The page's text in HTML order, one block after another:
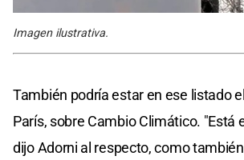
Imagen ilustrativa.
También podría estar en ese listado
París, sobre Cambio Climático. "Está
dijo Adorni al respecto, como